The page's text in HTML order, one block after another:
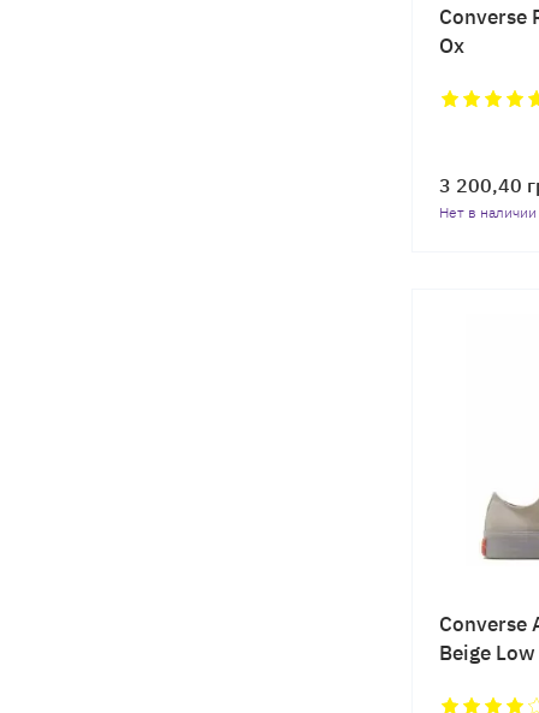
Converse
Ox
3 200,40
Нет в наличии
Converse
Beige Low